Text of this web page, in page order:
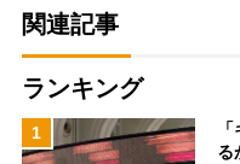
関連記事
ランキング
1
る